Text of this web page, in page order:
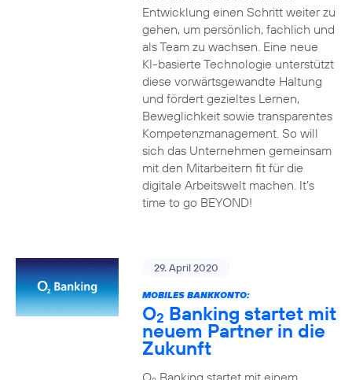
Entwicklung einen Schritt weiter zu
gehen, um persönlich, fachlich und
als Team zu wachsen. Eine neue
KI-basierte Technologie unterstützt
diese vorwärtsgewandte Haltung
und fördert gezieltes Lernen,
Beweglichkeit sowie transparentes
Kompetenzmanagement. So will
sich das Unternehmen gemeinsam
mit den Mitarbeitern fit für die
digitale Arbeitswelt machen. It’s
time to go BEYOND!
29. April 2020
MOBILES BANKKONTO:
O2 Banking startet mit
neuem Partner in die
Zukunft
O Banking startet mit einem